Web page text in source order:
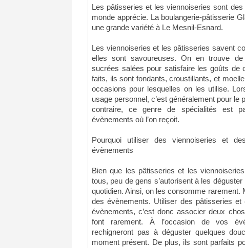
Les pâtisseries et les viennoiseries sont
monde apprécie. La boulangerie-pâtisserie
une grande variété à Le Mesnil-Esnard.
Les viennoiseries et les pâtisseries savent
elles sont savoureuses. On en trouve
sucrées salées pour satisfaire les goûts de
faits, ils sont fondants, croustillants, et
occasions pour lesquelles on les utilise.
usage personnel, c’est généralement pour le
contraire, ce genre de spécialités est
évènements où l’on reçoit.
Pourquoi utiliser des viennoiseries et
évènements
Bien que les pâtisseries et les
tous, peu de gens s’autorisent à les
quotidien. Ainsi, on les consomme rarement.
des évènements. Utiliser des pâtisseries
évènements, c’est donc associer deux
font rarement. À l’occasion de vos
rechigneront pas à déguster quelques
moment présent. De plus, ils sont parfaits